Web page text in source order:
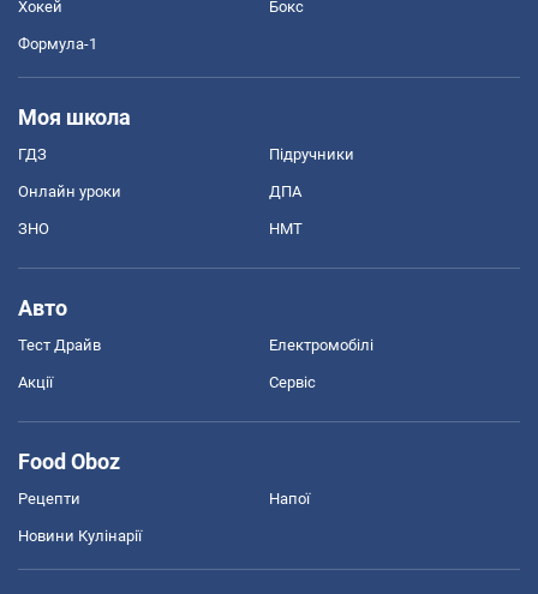
Хокей Бокс
Формула-1
Моя школа
ГДЗ Підручники
Онлайн уроки ДПА
ЗНО НМТ
Авто
Тест Драйв Електромобілі
Акції Сервіс
Food Oboz
Рецепти Напої
Новини Кулінарії